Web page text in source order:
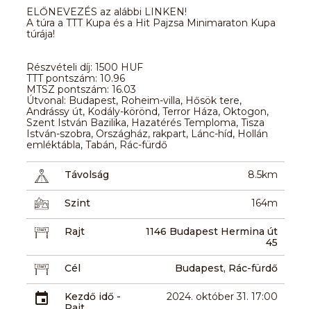
ELŐNEVEZÉS az alábbi LINKEN!
A túra a TTT Kupa és a Hit Pajzsa Minimaraton Kupa
túrája!
Részvételi díj: 1500 HUF
TTT pontszám: 10.96
MTSZ pontszám: 16.03
Útvonal: Budapest, Roheim-villa, Hősök tere,
Andrássy út, Kodály-körönd, Terror Háza, Oktogon,
Szent István Bazilika, Hazatérés Temploma, Tisza
István-szobra, Országház, rakpart, Lánc-híd, Hollán
emléktábla, Tabán, Rác-fürdő
Távolság 8.5km
Szint 164m
Rajt
1146 Budapest Hermina út
45
Cél Budapest, Rác-fürdő
Kezdő idő -
2024. október 31. 17:00